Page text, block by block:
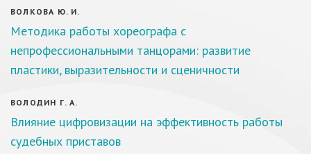
ВОЛКОВА Ю. И.
Методика работы хореографа с
непрофессиональными танцорами: развитие
пластики, выразительности и сценичности
ВОЛОДИН Г. А.
Влияние цифровизации на эффективность работы
судебных приставов